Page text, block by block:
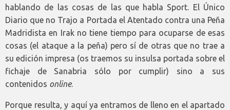
hablando de las cosas de las que habla Sport. El Único
Diario que no Trajo a Portada el Atentado contra una Peña
Madridista en Irak no tiene tiempo para ocuparse de esas
cosas (el ataque a la peña) pero sí de otras que no trae a
su edición impresa (os traemos su insulsa portada sobre el
fichaje de Sanabria sólo por cumplir) sino a sus
contenidos online.
Porque resulta, y aquí ya entramos de lleno en el apartado